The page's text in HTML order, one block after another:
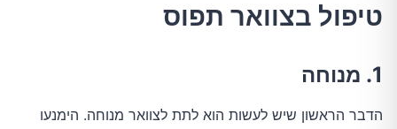
טיפול בצוואר תפוס
1. מנוחה